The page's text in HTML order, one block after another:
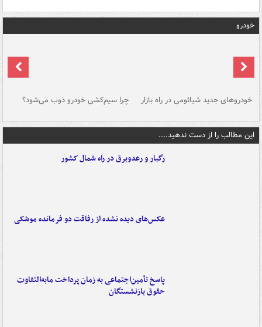
خودرو
خودروهای جدید شیائومی در راه بازار چرا سیم‌کشی خودرو ذوب می‌شود؟
این مطالب را از دست ندهید....
رگبار و رعدوبرق در راه شمال کشور
عکس‌های دیده نشده از رفاقت دو فرمانده‌ موشکی
پاسخ تأمین‌اجتماعی به زمان پرداخت مابه‌التفاوت
حقوق بازنشستگان